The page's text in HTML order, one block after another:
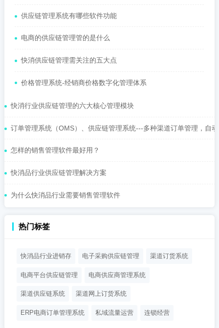
供应链管理系统有哪些软件功能
电商的供应链管理管的是什么
快消供应链管理需关注的五大点
价格管理系统-经销商价格数字化管理体系
快消行业供应链管理的六大核心管理模块
订单管理系统（OMS）、供应链管理系统---多种渠道订单管理，自动化
怎样的销售管理软件最好用？
快消品行业供应链管理解决方案
为什么快消品行业需要销售管理软件
热门标签
快消品行业进销存 电子采购供应链管理 渠道订货系统
电商平台供应链管理 电商供应商管理系统
渠道供应链系统 渠道网上订货系统
ERP电商订单管理系统 私域流量运营 连锁经营